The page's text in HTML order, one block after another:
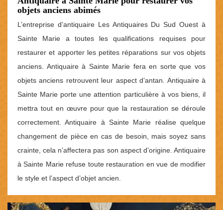
objets anciens abimés
L’entreprise d’antiquaire Les Antiquaires Du Sud Ouest à
Sainte Marie a toutes les qualifications requises pour
restaurer et apporter les petites réparations sur vos objets
anciens. Antiquaire à Sainte Marie fera en sorte que vos
objets anciens retrouvent leur aspect d’antan. Antiquaire à
Sainte Marie porte une attention particulière à vos biens, il
mettra tout en œuvre pour que la restauration se déroule
correctement. Antiquaire à Sainte Marie réalise quelque
changement de pièce en cas de besoin, mais soyez sans
crainte, cela n’affectera pas son aspect d’origine. Antiquaire
à Sainte Marie refuse toute restauration en vue de modifier
le style et l’aspect d’objet ancien.